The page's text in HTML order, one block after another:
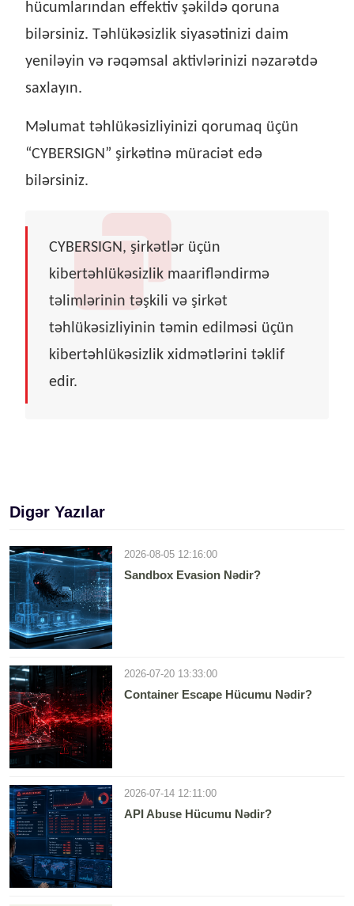
hücumlarından effektiv şəkildə qoruna
bilərsiniz. Təhlükəsizlik siyasətinizi daim
yeniləyin və rəqəmsal aktivlərinizi nəzarətdə
saxlayın.
Məlumat təhlükəsizliyinizi qorumaq üçün
“CYBERSIGN” şirkətinə müraciət edə
bilərsiniz.
CYBERSIGN, şirkətlər üçün
kibertəhlükəsizlik maarifləndirmə
təlimlərinin təşkili və şirkət
təhlükəsizliyinin təmin edilməsi üçün
kibertəhlükəsizlik xidmətlərini təklif
edir.
Digər Yazılar
2026-08-05 12:16:00
Sandbox Evasion Nədir?
2026-07-20 13:33:00
Container Escape Hücumu Nədir?
2026-07-14 12:11:00
API Abuse Hücumu Nədir?